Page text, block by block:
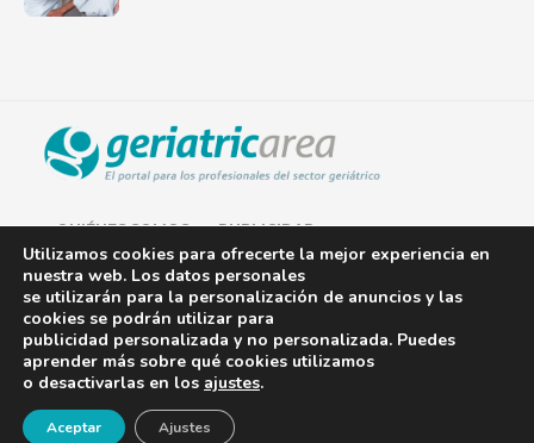
QUIÉNES SOMOS PUBLICIDAD
AVISO LEGAL
POLÍTICA DE COOKIES
POLÍTICA DE PRIVACIDAD
CONTACTO¡Newsletter!
Utilizamos cookies para ofrecerte la mejor experiencia en
nuestra web. Los datos personales
se utilizarán para la personalización de anuncios y las
cookies se podrán utilizar para
publicidad personalizada y no personalizada. Puedes
aprender más sobre qué cookies utilizamos
o desactivarlas en los ajustes.
Aceptar Ajustes